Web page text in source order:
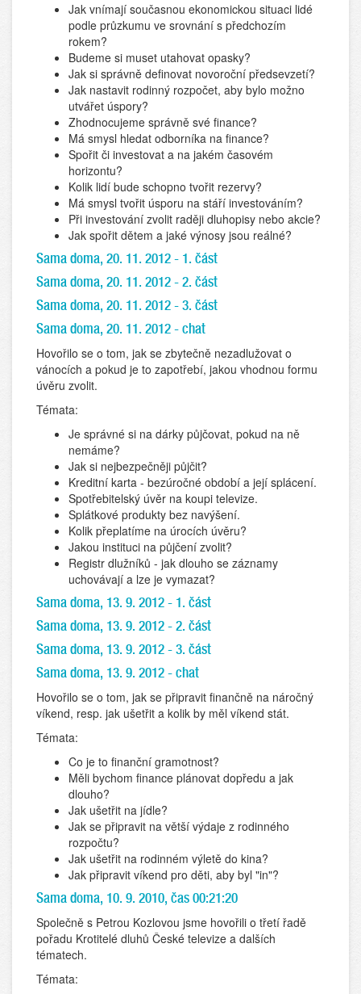
Jak vnímají současnou ekonomickou situaci lidé
podle průzkumu ve srovnání s předchozím
rokem?
Budeme si muset utahovat opasky?
Jak si správně definovat novoroční předsevzetí?
Jak nastavit rodinný rozpočet, aby bylo možno
utvářet úspory?
Zhodnocujeme správně své finance?
Má smysl hledat odborníka na finance?
Spořit či investovat a na jakém časovém
horizontu?
Kolik lidí bude schopno tvořit rezervy?
Má smysl tvořit úsporu na stáří investováním?
Při investování zvolit raději dluhopisy nebo akcie?
Jak spořit dětem a jaké výnosy jsou reálné?
Sama doma, 20. 11. 2012 - 1. část
Sama doma, 20. 11. 2012 - 2. část
Sama doma, 20. 11. 2012 - 3. část
Sama doma, 20. 11. 2012 - chat
Hovořilo se o tom, jak se zbytečně nezadlužovat o
vánocích a pokud je to zapotřebí, jakou vhodnou formu
úvěru zvolit.
Témata:
Je správné si na dárky půjčovat, pokud na ně
nemáme?
Jak si nejbezpečněji půjčit?
Kreditní karta - bezúročné období a její splácení.
Spotřebitelský úvěr na koupi televize.
Splátkové produkty bez navýšení.
Kolik přeplatíme na úrocích úvěru?
Jakou instituci na půjčení zvolit?
Registr dlužníků - jak dlouho se záznamy
uchovávají a lze je vymazat?
Sama doma, 13. 9. 2012 - 1. část
Sama doma, 13. 9. 2012 - 2. část
Sama doma, 13. 9. 2012 - 3. část
Sama doma, 13. 9. 2012 - chat
Hovořilo se o tom, jak se připravit finančně na náročný
víkend, resp. jak ušetřit a kolik by měl víkend stát.
Témata:
Co je to finanční gramotnost?
Měli bychom finance plánovat dopředu a jak
dlouho?
Jak ušetřit na jídle?
Jak se připravit na větší výdaje z rodinného
rozpočtu?
Jak ušetřit na rodinném výletě do kina?
Jak připravit víkend pro děti, aby byl "in"?
Sama doma, 10. 9. 2010, čas 00:21:20
Společně s Petrou Kozlovou jsme hovořili o třetí řadě
pořadu Krotitelé dluhů České televize a dalších
tématech.
Témata: